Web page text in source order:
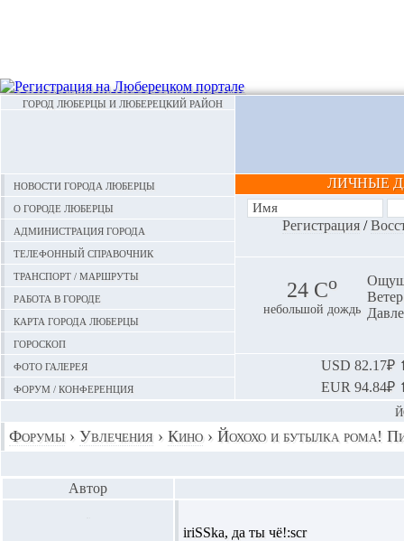
ГОРОД ЛЮБЕРЦЫ И ЛЮБЕРЕЦКИЙ РАЙОН
Новости города Люберцы
О городе Люберцы
Администрация города
Телефонный справочник
Транспорт / маршруты
Работа в городе
Карта города Люберцы
Гороскоп
Фото галерея
Форум / конференция
ЛИЧНЫЕ
Регистрация/
24 Сo
небольшой дождь
USD 82.17₽
EUR 94.84₽
Форумы › Увлечения › Кино › Йохохо и бутылка рома!
Автор
iriSSka, да ты чё!:scr